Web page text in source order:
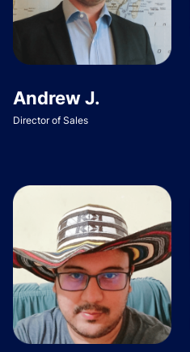
Andrew J.
Director of Sales